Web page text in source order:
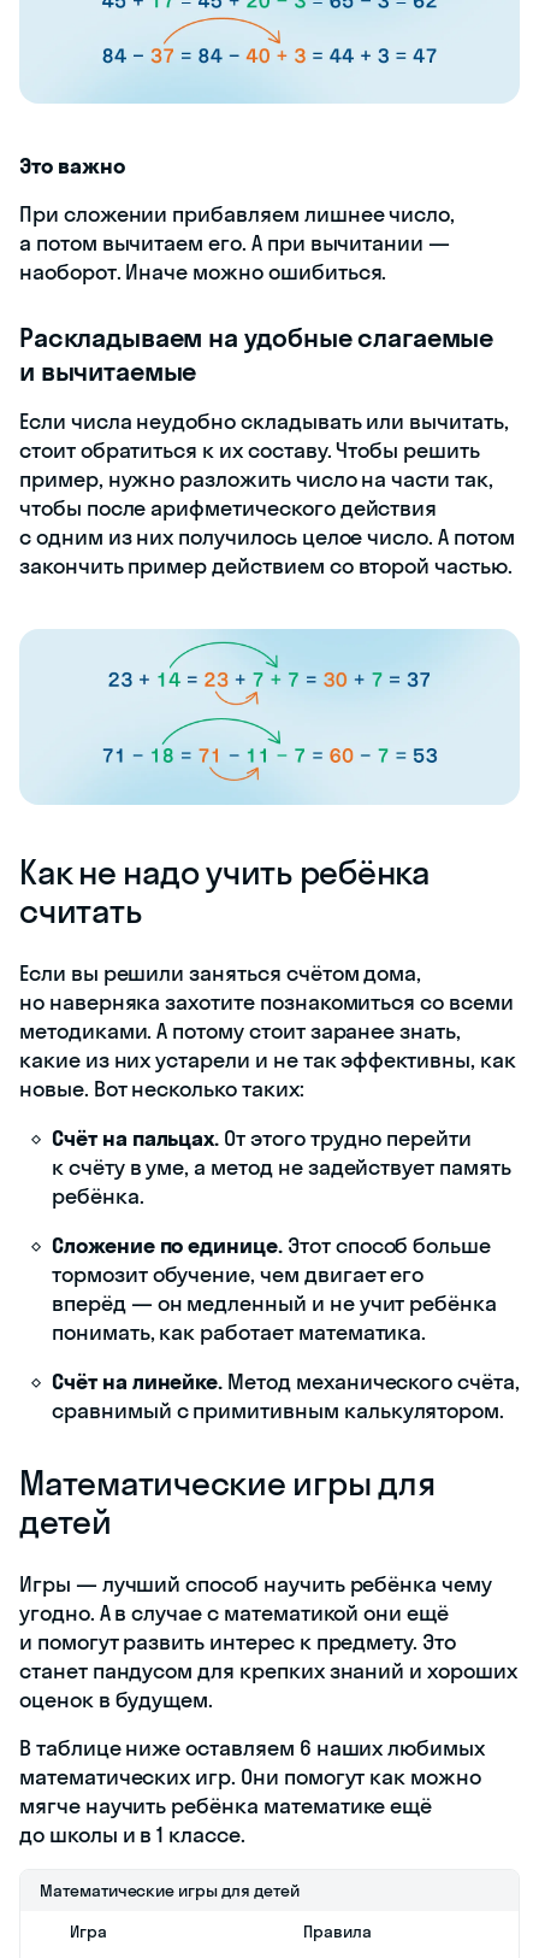
Это важно
При сложении прибавляем лишнее число,
а потом вычитаем его. А при вычитании —
наоборот. Иначе можно ошибиться.
Раскладываем на удобные слагаемые
и вычитаемые
Если числа неудобно складывать или вычитать,
стоит обратиться к их составу. Чтобы решить
пример, нужно разложить число на части так,
чтобы после арифметического действия
с одним из них получилось целое число. А потом
закончить пример действием со второй частью.
Как не надо учить ребёнка
считать
Если вы решили заняться счётом дома,
но наверняка захотите познакомиться со всеми
методиками. А потому стоит заранее знать,
какие из них устарели и не так эффективны, как
новые. Вот несколько таких:
Счёт на пальцах. От этого трудно перейти
к счёту в уме, а метод не задействует память
ребёнка.
Сложение по единице. Этот способ больше
тормозит обучение, чем двигает его
вперёд — он медленный и не учит ребёнка
понимать, как работает математика.
Счёт на линейке. Метод механического счёта,
сравнимый с примитивным калькулятором.
Математические игры для
детей
Игры — лучший способ научить ребёнка чему
угодно. А в случае с математикой они ещё
и помогут развить интерес к предмету. Это
станет пандусом для крепких знаний и хороших
оценок в будущем.
В таблице ниже оставляем 6 наших любимых
математических игр. Они помогут как можно
мягче научить ребёнка математике ещё
до школы и в 1 классе.
Математические игры для детей
Игра
Правила